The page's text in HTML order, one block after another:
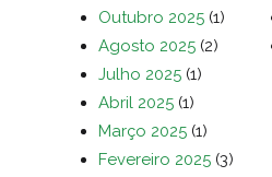
Outubro 2025 (1)
Agosto 2025 (2)
Julho 2025 (1)
Abril 2025 (1)
Março 2025 (1)
Fevereiro 2025 (3)